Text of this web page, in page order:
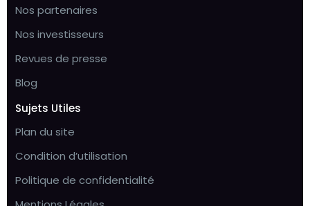
Nos partenaires
Nos investisseurs
Revues de presse
Blog
Sujets Utiles
Plan du site
Condition d’utilisation
Politique de confidentialité